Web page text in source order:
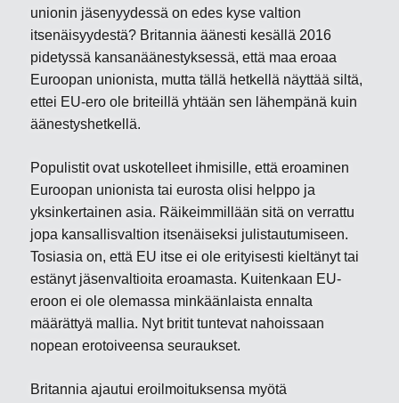
unionin jäsenyydessä on edes kyse valtion
itsenäisyydestä? Britannia äänesti kesällä 2016
pidetyssä kansanäänestyksessä, että maa eroaa
Euroopan unionista, mutta tällä hetkellä näyttää siltä,
ettei EU-ero ole briteillä yhtään sen lähempänä kuin
äänestyshetkellä.
Populistit ovat uskotelleet ihmisille, että eroaminen
Euroopan unionista tai eurosta olisi helppo ja
yksinkertainen asia. Räikeimmillään sitä on verrattu
jopa kansallisvaltion itsenäiseksi julistautumiseen.
Tosiasia on, että EU itse ei ole erityisesti kieltänyt tai
estänyt jäsenvaltioita eroamasta. Kuitenkaan EU-
eroon ei ole olemassa minkäänlaista ennalta
määrättyä mallia. Nyt britit tuntevat nahoissaan
nopean erotoiveensa seuraukset.
Britannia ajautui eroilmoituksensa myötä